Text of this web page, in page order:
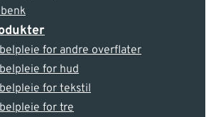
for andre overflater
for hud
for tekstil
for tre